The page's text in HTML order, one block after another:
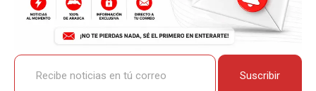
Recibe noticias en tú correo
Suscribir